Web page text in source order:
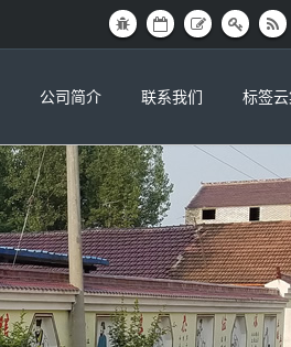
公司简介 联系我们 标签